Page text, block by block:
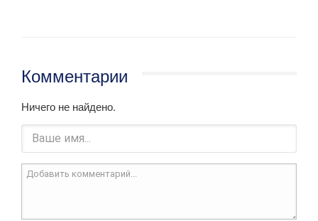
Комментарии
Ничего не найдено.